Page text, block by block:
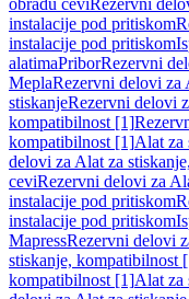
obradu ceviRezervni
instalacije pod pritiskom
instalacije pod pritiskom
alatimaPriborRezervni
MeplaRezervni delovi za
stiskanjeRezervni delovi
kompatibilnost [1]
kompatibilnost [1]Alat za
delovi za Alat za
ceviRezervni delovi za
instalacije pod pritiskom
instalacije pod pritiskom
MapressRezervni delovi
stiskanje, kompatibilnost
kompatibilnost [1]Alat za